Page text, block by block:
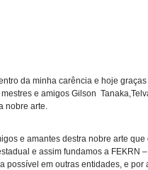
da minha carência e hoje
e amigos Gilson
nobre arte.
e amantes destra nobre arte que
e assim fundamos a FEKRN
possível em outras entidades, e por